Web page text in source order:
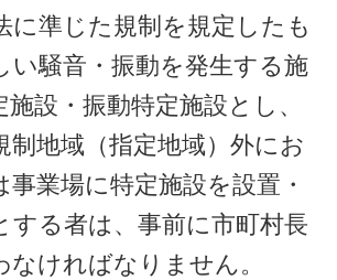
に準じた規制を規定したも
い騒音・振動を発生する施
設・振動特定施設とし、
制地域（指定地域）外にお
事業場に特定施設を設置・
する者は、事前に市町村長
なければなりません。